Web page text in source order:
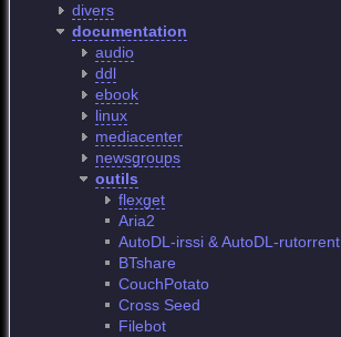
divers
documentation
audio
ddl
ebook
linux
mediacenter
newsgroups
outils
flexget
Aria2
AutoDL-irssi & AutoDL-rutorrent
BTshare
CouchPotato
Cross Seed
Filebot